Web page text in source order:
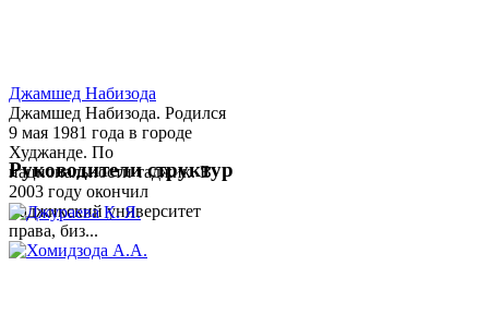
Джамшед Набизода
Джамшед Набизода. Родился
9 мая 1981 года в городе
Худжанде. По
национальности таджик. В
2003 году окончил
Таджикский университет
права, биз...
Руководители структур